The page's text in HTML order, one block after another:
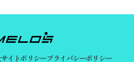
サイトポリシープライバシーポリシー